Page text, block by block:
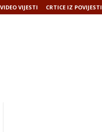
VIDEO VIJESTI CRTICE IZ POVIJESTI